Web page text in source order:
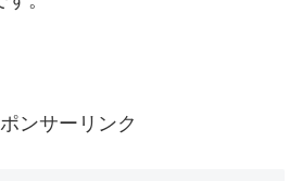
ンサーリンク